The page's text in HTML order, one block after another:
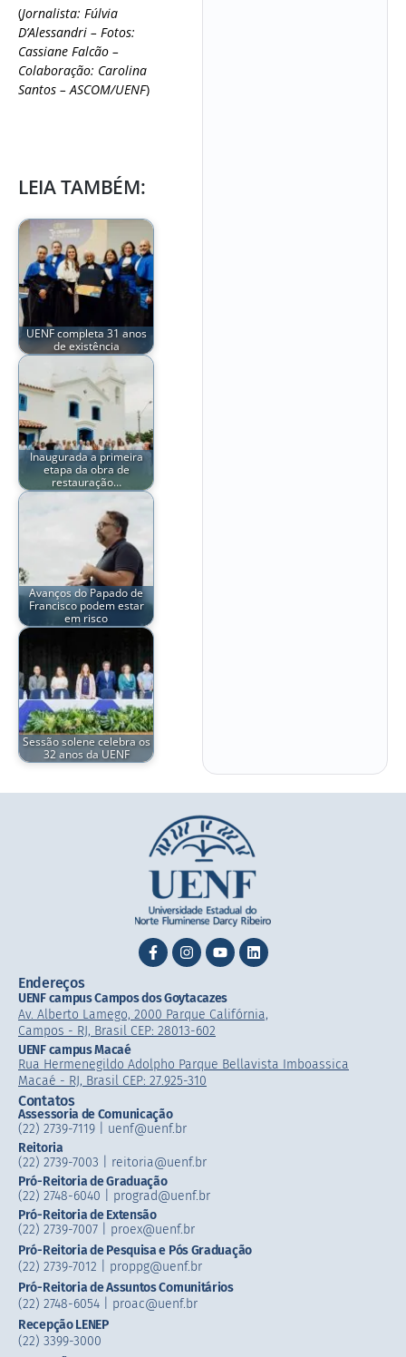
(Jornalista: Fúlvia
D’Alessandri – Fotos:
Cassiane Falcão –
Colaboração: Carolina
Santos – ASCOM/UENF)
LEIA TAMBÉM:
UENF completa 31 anos
de existência
Inaugurada a primeira
etapa da obra de
restauração…
Avanços do Papado de
Francisco podem estar
em risco
Sessão solene celebra os
32 anos da UENF
Endereços
UENF campus Campos dos Goytacazes
Av. Alberto Lamego, 2000 Parque Califórnia,
Campos - RJ, Brasil CEP: 28013-602
UENF campus Macaé
Rua Hermenegildo Adolpho Parque Bellavista Imboassica
Macaé - RJ, Brasil CEP: 27.925-310
Contatos
Assessoria de Comunicação
(22) 2739-7119 | uenf@uenf.br
Reitoria
(22) 2739-7003 |​ reitoria@uenf.br
Pró-Reitoria de Graduação
(22) 2748-6040 | prograd@uenf.br
Pró-Reitoria de Extensão
(22) 2739-7007​ | proex@uenf.br
Pró-Reitoria de Pesquisa e Pós Graduação
(22) 2739-7012 | proppg@uenf.br
Pró-Reitoria de Assuntos Comunitários
(22) 2748-6054​ | proac@uenf.br
Recepção LENEP
(22) 3399-3000